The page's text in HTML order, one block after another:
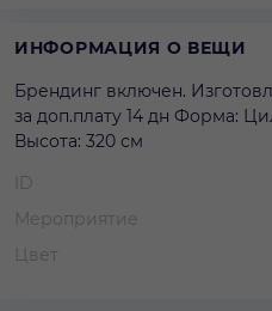
ИНФОРМАЦИЯ О ВЕЩИ
Брендинг включен.
за доп.плату 14 дн Форма:
Высота: 320 см
ID
Мероприятие
Цвет